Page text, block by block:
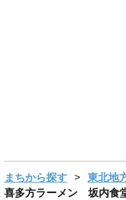
まちから探す 東北地
喜多方ラーメン 坂内